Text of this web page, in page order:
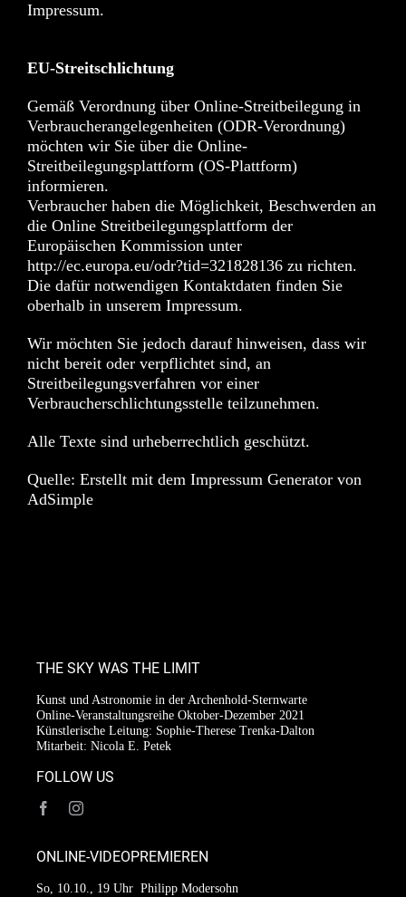
Impressum.
EU-Streitschlichtung
Gemäß Verordnung über Online-Streitbeilegung in
Verbraucherangelegenheiten (ODR-Verordnung)
möchten wir Sie über die Online-
Streitbeilegungsplattform (OS-Plattform)
informieren.
Verbraucher haben die Möglichkeit, Beschwerden an
die Online Streitbeilegungsplattform der
Europäischen Kommission unter
http://ec.europa.eu/odr?tid=321828136zu richten.
Die dafür notwendigen Kontaktdaten finden Sie
oberhalb in unserem Impressum.
Wir möchten Sie jedoch darauf hinweisen, dass wir
nicht bereit oder verpflichtet sind, an
Streitbeilegungsverfahren vor einer
Verbraucherschlichtungsstelle teilzunehmen.
Alle Texte sind urheberrechtlich geschützt.
Quelle: Erstellt mit dem Impressum Generatorvon
AdSimple
THE SKY WAS THE LIMIT
Kunst und Astronomie in der Archenhold-Sternwarte
Online-Veranstaltungsreihe Oktober-Dezember 2021
Künstlerische Leitung: Sophie-Therese Trenka-Dalton
Mitarbeit: Nicola E. Petek
FOLLOW US
ONLINE-VIDEOPREMIEREN
So, 10.10., 19 Uhr Philipp Modersohn